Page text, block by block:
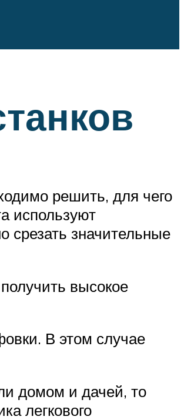
решить, для чего
используют
значительные
высокое
В этом случае
домом и дачей, то
легкового